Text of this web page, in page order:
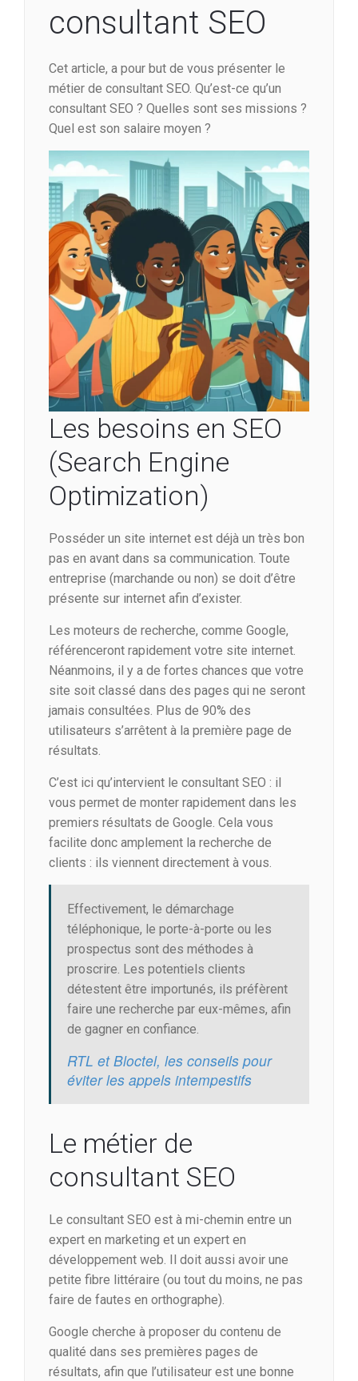
consultant SEO
Cet article, a pour but de vous présenter le
métier de consultant SEO. Qu’est-ce qu’un
consultant SEO ? Quelles sont ses missions ?
Quel est son salaire moyen ?
Les besoins en SEO
(Search Engine
Optimization)
Posséder un site internet est déjà un très bon
pas en avant dans sa communication. Toute
entreprise (marchande ou non) se doit d’être
présente sur internet afin d’exister.
Les moteurs de recherche, comme Google,
référenceront rapidement votre site internet.
Néanmoins, il y a de fortes chances que votre
site soit classé dans des pages qui ne seront
jamais consultées. Plus de 90% des
utilisateurs s’arrêtent à la première page de
résultats.
C’est ici qu’intervient le consultant SEO : il
vous permet de monter rapidement dans les
premiers résultats de Google. Cela vous
facilite donc amplement la recherche de
clients : ils viennent directement à vous.
Effectivement, le démarchage
téléphonique, le porte-à-porte ou les
prospectus sont des méthodes à
proscrire. Les potentiels clients
détestent être importunés, ils préfèrent
faire une recherche par eux-mêmes, afin
de gagner en confiance.
RTL et Bloctel, les conseils pour
éviter les appels intempestifs
Le métier de
consultant SEO
Le consultant SEO est à mi-chemin entre un
expert en marketing et un expert en
développement web. Il doit aussi avoir une
petite fibre littéraire (ou tout du moins, ne pas
faire de fautes en orthographe).
Google cherche à proposer du contenu de
qualité dans ses premières pages de
résultats, afin que l’utilisateur est une bonne